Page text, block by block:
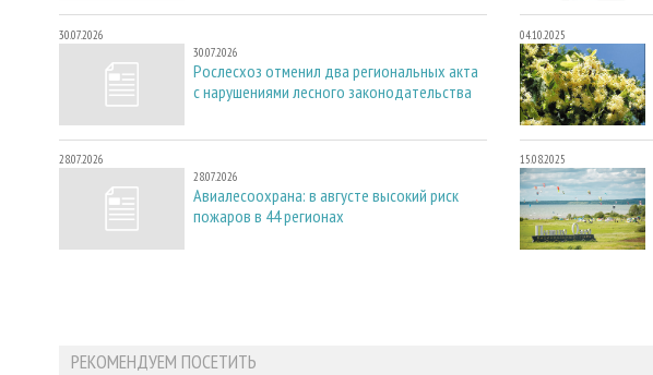
30.07.2026
30.07.2026
Рослесхоз отменил два региональных акта
с нарушениями лесного законодательства
28.07.2026
28.07.2026
Авиалесоохрана: в августе высокий риск
пожаров в 44 регионах
04.10.2025
15.08.2025
РЕКОМЕНДУЕМ ПОСЕТИТЬ